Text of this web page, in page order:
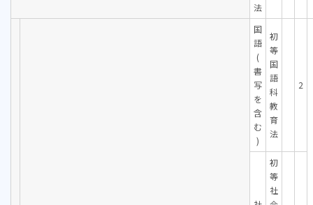
法
国
語
(
書
写
を
含
む
)
初
等
国
語
科
教
育
法
2
初
等
社